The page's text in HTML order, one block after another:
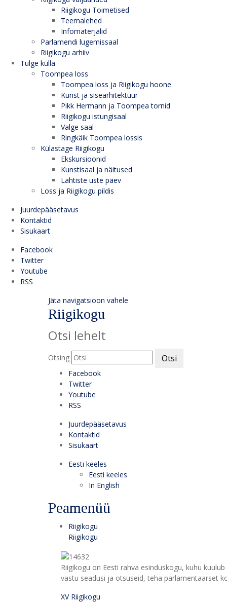
Riigikogu Toimetised
Teemalehed
Infomaterjalid
Parlamendi lugemissaal
Riigikogu arhiiv
Tulge külla
Toompea loss
Toompea loss ja Riigikogu hoone
Kunst ja sisearhitektuur
Pikk Hermann ja Toompea tornid
Riigikogu istungisaal
Valge saal
Ringkäik Toompea lossis
Külastage Riigikogu
Ekskursioonid
Kunstisaal ja näitused
Lahtiste uste päev
Loss ja Riigikogu pildis
Juurdepääsetavus
Kontaktid
Sisukaart
Facebook
Twitter
Youtube
RSS
Jäta navigatsioon vahele
Riigikogu
Otsi lehelt
Otsing Otsi
Facebook
Twitter
Youtube
RSS
Juurdepääsetavus
Kontaktid
Sisukaart
Eesti keeles
Eesti keeles
In English
Peamenüü
Riigikogu
Riigikogu
Riigikogu on Eesti rahva esinduskogu, kuhu
vastu seadusi ja otsuseid, teha parlamentaarset
XV Riigikogu